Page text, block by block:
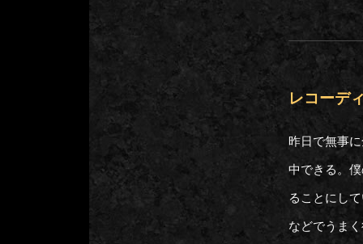
レコーデ
昨日で無事
中できる。
ることにし
などでうま